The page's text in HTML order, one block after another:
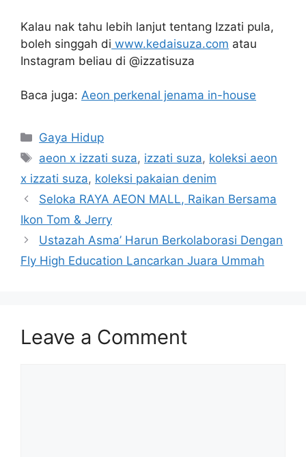
Kalau nak tahu lebih lanjut tentang Izzati pula,
boleh singgah di www.kedaisuza.com atau
Instagram beliau di @izzatisuza
Baca juga: Aeon perkenal jenama in-house
Categories
Gaya Hidup
Tags
aeon x izzati suza, izzati suza, koleksi aeon
x izzati suza, koleksi pakaian denim
Seloka RAYA AEON MALL, Raikan Bersama
Ikon Tom & Jerry
Ustazah Asma’ Harun Berkolaborasi Dengan
Fly High Education Lancarkan Juara Ummah
Leave a Comment